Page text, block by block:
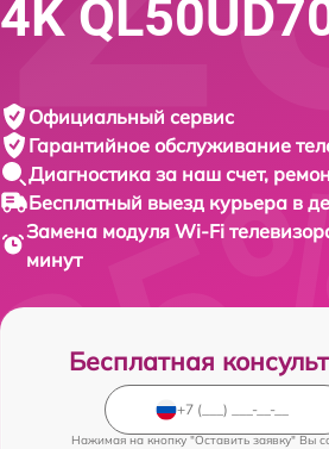
4K
Официальный сервис
Гарантийное обслуживание
Диагностика за наш счет,
Бесплатный выезд курьера в
Замена модуля Wi-Fi
минут
Бесплатная
Нажимая на кнопку "Оставить заявку" Вы